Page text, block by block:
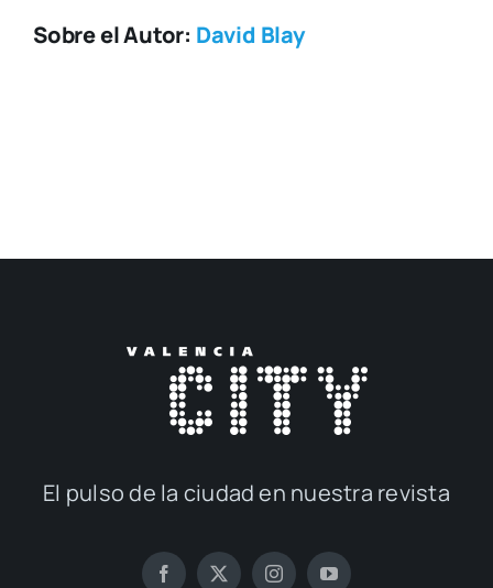
Sobre el Autor: David Blay
El pul­so de la ciu­dad en nues­tra revis­ta